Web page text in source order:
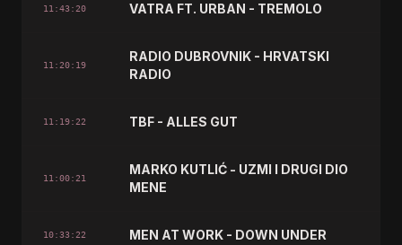
11:43:20 VATRA FT. URBAN - TREMOLO
11:20:19
RADIO DUBROVNIK - HRVATSKI
RADIO
11:19:22 TBF - ALLES GUT
11:00:21
MARKO KUTLIĆ - UZMI I DRUGI DIO
MENE
10:33:22 MEN AT WORK - DOWN UNDER